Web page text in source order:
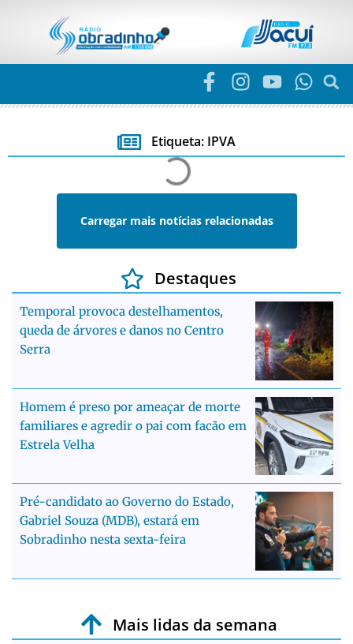
Etiqueta: IPVA
Carregar mais notícias relacionadas
Destaques
Temporal provoca destelhamentos,
queda de árvores e danos no Centro
Serra
Homem é preso por ameaçar de morte
familiares e agredir o pai com facão em
Estrela Velha
Pré-candidato ao Governo do Estado,
Gabriel Souza (MDB), estará em
Sobradinho nesta sexta-feira
Mais lidas da semana